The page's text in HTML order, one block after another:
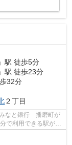
」駅 徒歩5分
」駅 徒歩23分
32分
２丁目
なと銀行 播磨町が
で利用できる駅があ